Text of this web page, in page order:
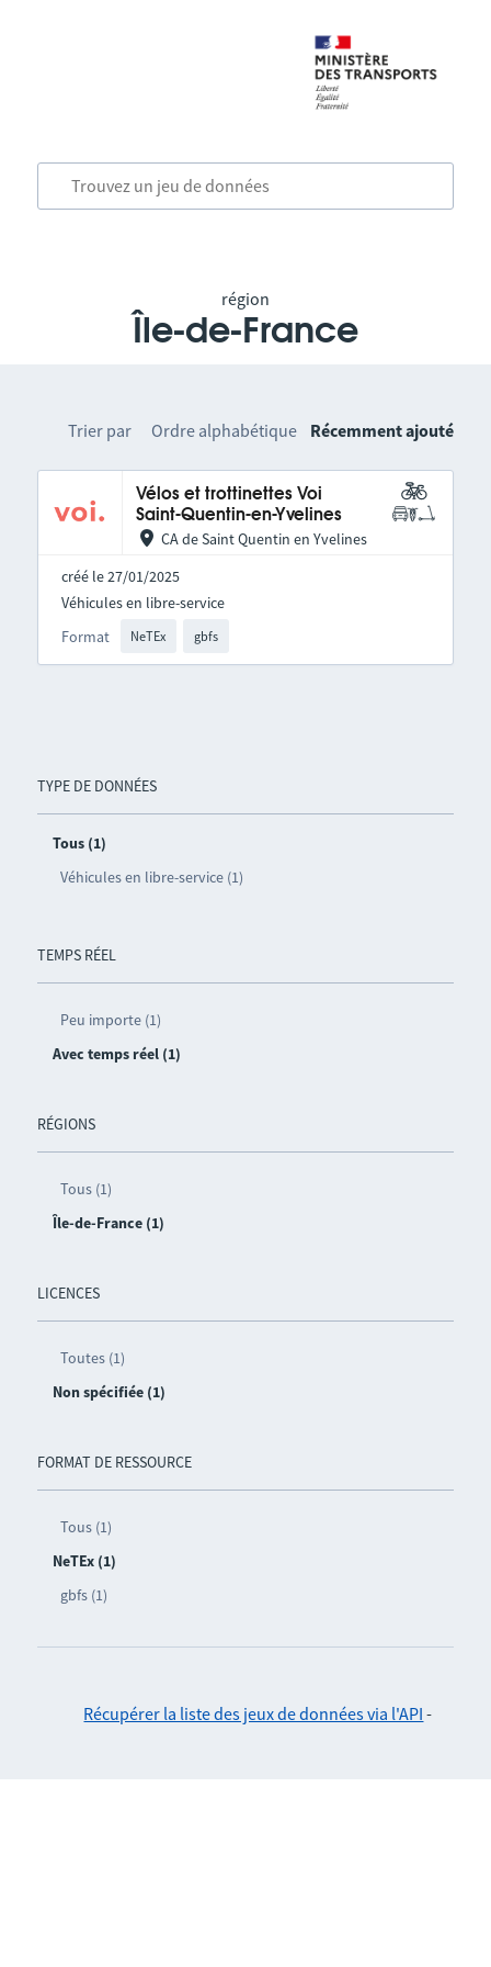
région
Île-de-France
TYPE DE DONNÉES
Tous (1)
Véhicules en libre-service (1)
TEMPS RÉEL
Peu importe (1)
Avec temps réel (1)
RÉGIONS
Tous (1)
Île-de-France (1)
LICENCES
Toutes (1)
Non spécifiée (1)
FORMAT DE RESSOURCE
Tous (1)
NeTEx (1)
gbfs (1)
Trier par Ordre alphabétique Récemment ajouté
Vélos et trottinettes Voi
Saint-Quentin-en-Yvelines
CA de Saint Quentin en Yvelines
créé le 27/01/2025
Format NeTEx gbfs
Véhicules en libre-service
Récupérer la liste des jeux de données via l'API -